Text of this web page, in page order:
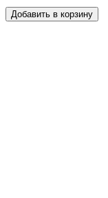
Добавить в корзину